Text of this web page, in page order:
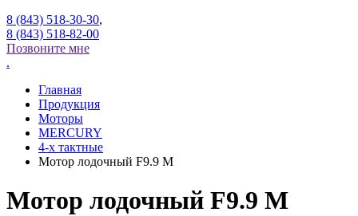
8 (843) 518-30-30,
8 (843) 518-82-00
Позвоните мне
.
Главная
Продукция
Моторы
MERCURY
4-x тактные
Мотор лодочный F9.9 M
Мотор лодочный F9.9 M